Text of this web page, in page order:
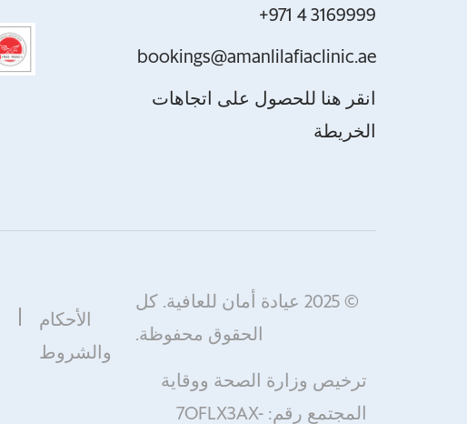
+971 4 3169999
bookings@amanlilafiaclinic.ae
انقر هنا للحصول على اتجاهات
الخريطة
الأحكام
والشروط
© 2025 عيادة أمان للعافية. كل
الحقوق محفوظة.
ترخيص وزارة الصحة ووقاية
المجتمع رقم: 7OFLX3AX-